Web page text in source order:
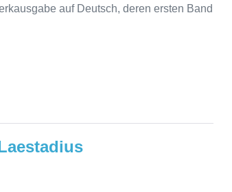
auf Deutsch, deren ersten Band